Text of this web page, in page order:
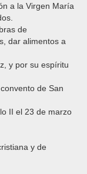
a la Virgen María
de
dar alimentos a
y por su espíritu
de San
II el 23 de marzo
y de